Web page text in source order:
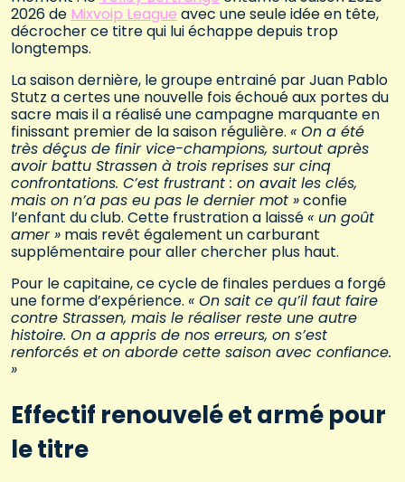
2026 de Mixvoip League avec une seule idée en tête,
décrocher ce titre qui lui échappe depuis trop
longtemps.
La saison dernière, le groupe entrainé par Juan Pablo
Stutz a certes une nouvelle fois échoué aux portes du
sacre mais il a réalisé une campagne marquante en
finissant premier de la saison régulière. « On a été
très déçus de finir vice-champions, surtout après
avoir battu Strassen à trois reprises sur cinq
confrontations. C’est frustrant : on avait les clés,
mais on n’a pas eu pas le dernier mot »confie
l’enfant du club. Cette frustration a laissé« un goût
amer » mais revêt également un carburant
supplémentaire pour aller chercher plus haut.
Pour le capitaine, ce cycle de finales perdues a forgé
une forme d’expérience. « On sait ce qu’il faut faire
contre Strassen, mais le réaliser reste une autre
histoire. On a appris de nos erreurs, on s’est
renforcés et on aborde cette saison avec confiance.
»
Effectif renouvelé et armé pour
le titre